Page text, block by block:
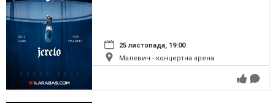
25 листопада, 19:00
Малевич - концертна арена